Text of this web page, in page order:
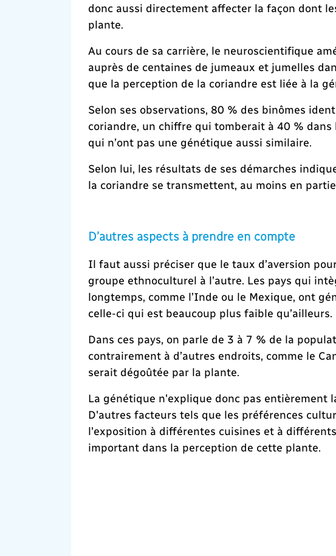
donc aussi directement affecter la façon dont
plante.
Au cours de sa carrière, le neuroscientifique
auprès de centaines de jumeaux et jumelles
que la perception de la coriandre est liée à la
Selon ses observations, 80 % des binômes
coriandre, un chiffre qui tomberait à 40 %
qui n’ont pas une génétique aussi similaire.
Selon lui, les résultats de ses démarches
la coriandre se transmettent, au moins en
D’autres aspects à prendre en compte
Il faut aussi préciser que le taux d’aversion
groupe ethnoculturel à l’autre. Les pays qui
longtemps, comme l’Inde ou le Mexique, ont
celle-ci qui est beaucoup plus faible qu’ailleurs.
Dans ces pays, on parle de 3 à 7 % de la
contrairement à d’autres endroits, comme le
serait dégoûtée par la plante.
La génétique n'explique donc pas entièrement
D'autres facteurs tels que les préférences
l'exposition à différentes cuisines et à
important dans la perception de cette plante.